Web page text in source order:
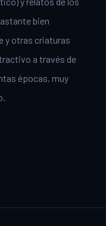
bien
y otras criaturas
a través de
épocas, muy